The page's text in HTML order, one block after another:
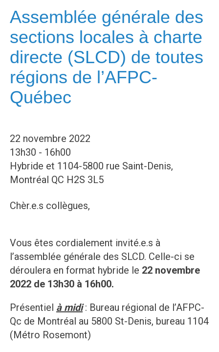
Assemblée générale des
sections locales à charte
directe (SLCD) de toutes
régions de l’AFPC-
Québec
22 novembre 2022
13h30 - 16h00
Hybride et 1104-5800 rue Saint-Denis,
Montréal QC H2S 3L5
Chèr.e.s collègues,
Vous êtes cordialement invité.e.s à
l’assemblée générale des SLCD. Celle-ci se
déroulera en format hybride le 22 novembre
2022 de 13h30 à 16h00.
Présentiel à midi: Bureau régional de l’AFPC-
Qc de Montréal au 5800 St-Denis, bureau 1104
(Métro Rosemont)